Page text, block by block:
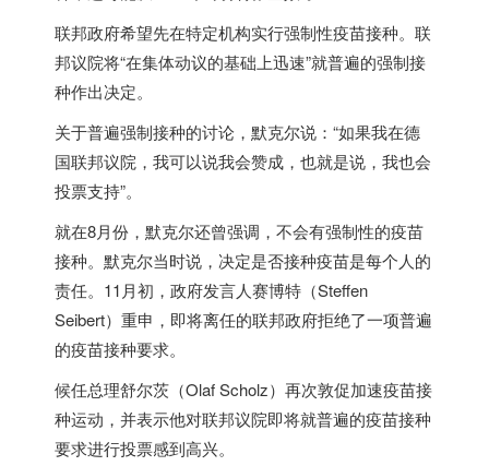
联邦政府希望先在特定机构实行强制性疫苗接种。联
邦议院将“在集体动议的基础上迅速”就普遍的强制接
种作出决定。
关于普遍强制接种的讨论，默克尔说：“如果我在德
国联邦议院，我可以说我会赞成，也就是说，我也会
投票支持”。
就在8月份，默克尔还曾强调，不会有强制性的疫苗
接种。默克尔当时说，决定是否接种疫苗是每个人的
责任。11月初，政府发言人赛博特（Steffen
Seibert）重申，即将离任的联邦政府拒绝了一项普遍
的疫苗接种要求。
候任总理舒尔茨（Olaf Scholz）再次敦促加速疫苗接
种运动，并表示他对联邦议院即将就普遍的疫苗接种
要求进行投票感到高兴。